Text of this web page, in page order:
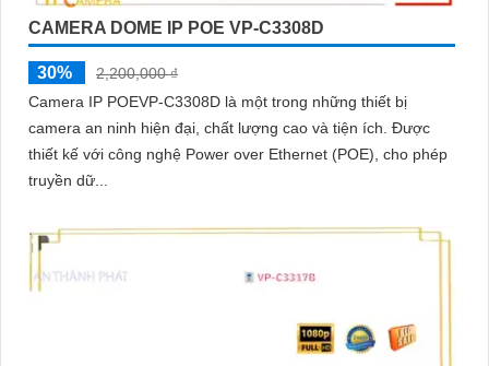
CAMERA DOME IP POE VP-C3308D
30%
2,200,000 ₫
Camera IP POEVP-C3308D là một trong những thiết bị
camera an ninh hiện đại, chất lượng cao và tiện ích. Được
thiết kế với công nghệ Power over Ethernet (POE), cho phép
truyền dữ...